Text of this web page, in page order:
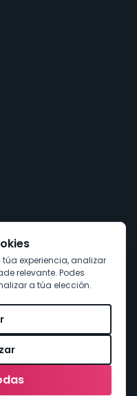
experiencia, analizar
relevante. Podes
a túa elección.